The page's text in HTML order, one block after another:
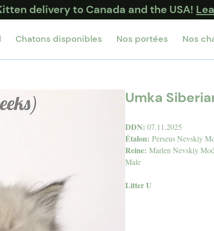
Chatons disponibles Nos portées Nos
delivery to Canada and the USA!
Umka
DDN:07.11.2025
Étalon: Perseus Nevskiy
Reine: Marlen Nevskiy
Male
Litter U